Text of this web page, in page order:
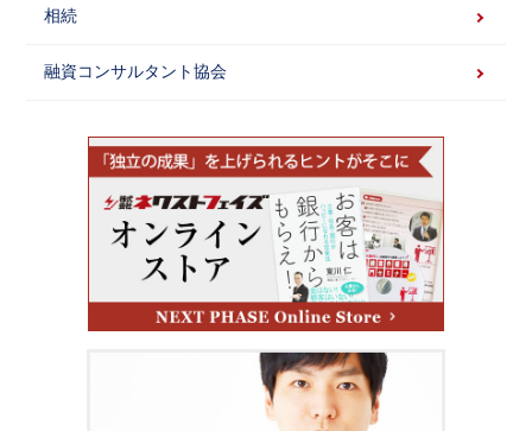
相続
融資コンサルタント協会